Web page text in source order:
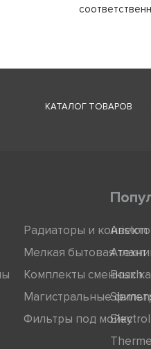
КАТАЛОГ ТОВАРОВ
Радиаторы и
Мелкая бытовая
Комплекты сменных
Магистральные
Фильтры под мойку
Ariston
Атлант
Bosch